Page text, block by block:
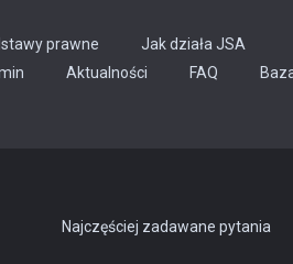
prawne
Jak działa JSA
Aktualności FAQ
Najczęściej zadawane pytania